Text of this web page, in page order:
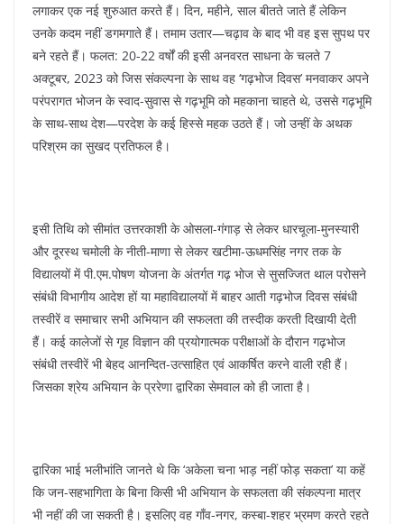
लगाकर एक नई शुरुआत करते हैं। दिन, महीने, साल बीतते जाते हैं लेकिन
उनके कदम नहीं डगमगाते हैं। तमाम उतार—चढ़ाव के बाद भी वह इस सुपथ पर
बने रहते हैं। फलत: 20-22 वर्षों की इसी अनवरत साधना के चलते 7
अक्टूबर, 2023 को जिस संकल्पना के साथ वह ‘गढ़भोज दिवस’ मनवाकर अपने
परंपरागत भोजन के स्वाद-सुवास से गढ़भूमि को महकाना चाहते थे, उससे गढ़भूमि
के साथ-साथ देश—परदेश के कई हिस्से महक उठते हैं। जो उन्हीं के अथक
परिश्रम का सुखद प्रतिफल है।
इसी तिथि को सीमांत उत्तरकाशी के ओसला-गंगाड़ से लेकर धारचूला-मुनस्यारी
और दूरस्थ चमोली के नीती-माणा से लेकर खटीमा-ऊधमसिंह नगर तक के
विद्यालयों में पी.एम.पोषण योजना के अंतर्गत गढ़ भोज से सुसज्जित थाल परोसने
संबंधी विभागीय आदेश हों या महाविद्यालयों में बाहर आती गढ़भोज दिवस संबंधी
तस्वीरें व समाचार सभी अभियान की सफलता की तस्दीक करती दिखायी देती
हैं। कई कालेजों से गृह विज्ञान की प्रयोगात्मक परीक्षाओं के दौरान गढ़भोज
संबंधी तस्वीरें भी बेहद आनन्दित-उत्साहित एवं आकर्षित करने वाली रही हैं।
जिसका श्रेय अभियान के प्ररेणा द्वारिका सेमवाल को ही जाता है।
द्वारिका भाई भलीभांति जानते थे कि ‘अकेला चना भाड़ नहीं फोड़ सकता’ या कहें
कि जन-सहभागिता के बिना किसी भी अभियान के सफलता की संकल्पना मात्र
भी नहीं की जा सकती है। इसलिए वह गाँव-नगर, कस्बा-शहर भ्रमण करते रहते